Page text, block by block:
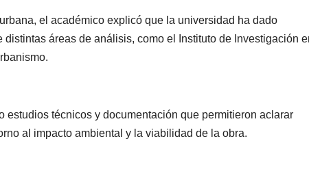
el académico explicó que la universidad ha dado
áreas de análisis, como el Instituto de Investigación
estudios técnicos y documentación que permitieron aclarar
al impacto ambiental y la viabilidad de la obra.
PORTADA TENDENCIA VIDA │ ESTILO
Carmelitas
TENDENCIA VIDA
Oreo®